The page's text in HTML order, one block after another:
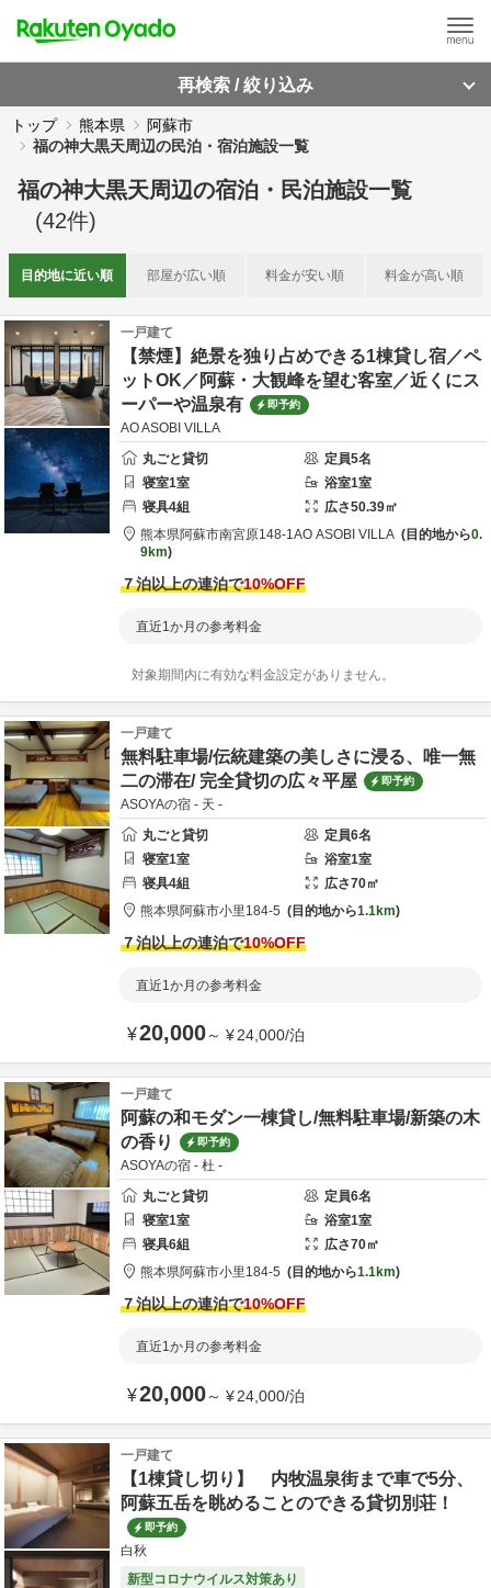
再検索 / 絞り込み
トップ 熊本県
阿蘇市
福の神大黒天周辺の民泊・宿泊施設一覧
福の神大黒天周辺の宿泊・民泊施設一覧
(42件)
目的地に近い順 部屋が広い順 料金が安い順 料金が高い順
一戸建て
【禁煙】絶景を独り占めできる1棟貸し宿／ペ
ットOK／阿蘇・大観峰を望む客室／近くにス
ーパーや温泉有
即予約
AO ASOBI VILLA
丸ごと貸切
定員5名
寝室1室 浴室1室
寝具4組 広さ50.39㎡
熊本県阿蘇市南宮原148-1AO ASOBI VILLA 目的地から0.
9km
７泊以上の連泊で10%OFF
直近1か月の参考料金
対象期間内に有効な料金設定がありません。
一戸建て
無料駐車場/伝統建築の美しさに浸る、唯一無
二の滞在/ 完全貸切の広々平屋
即予約
ASOYAの宿 - 天 -
丸ごと貸切
定員6名
寝室1室 浴室1室
寝具4組 広さ70㎡
熊本県阿蘇市小里184-5 目的地から1.1km
７泊以上の連泊で10%OFF
直近1か月の参考料金
¥20,000～ ¥24,000/泊
一戸建て
阿蘇の和モダン一棟貸し/無料駐車場/新築の木
の香り
即予約
ASOYAの宿 - 杜 -
丸ごと貸切
定員6名
寝室1室 浴室1室
寝具6組 広さ70㎡
熊本県阿蘇市小里184-5 目的地から1.1km
７泊以上の連泊で10%OFF
直近1か月の参考料金
¥20,000～ ¥24,000/泊
一戸建て
【1棟貸し切り】 内牧温泉街まで車で5分、
阿蘇五岳を眺めることのできる貸切別荘！
即予約
白秋
新型コロナウイルス対策あり